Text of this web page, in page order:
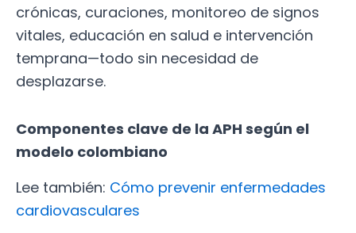
crónicas, curaciones, monitoreo de signos
vitales, educación en salud e intervención
temprana—todo sin necesidad de
desplazarse.
Componentes clave de la APH según el
modelo colombiano
Lee también: Cómo prevenir enfermedades
cardiovasculares